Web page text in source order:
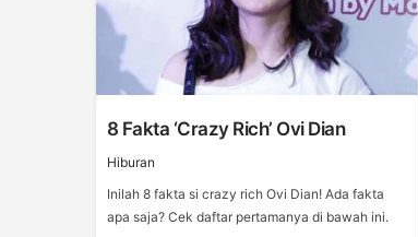
8 Fakta ‘Crazy Rich’ Ovi Dian
Hiburan
Inilah 8 fakta si crazy rich Ovi Dian! Ada fakta
apa saja? Cek daftar pertamanya di bawah ini.